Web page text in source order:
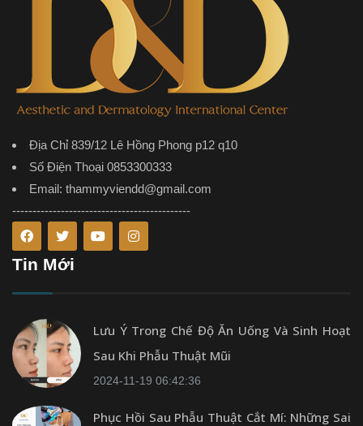
Địa Chỉ 839/12 Lê Hồng Phong p12 q10
Số Điện Thoại 0853300333
Email: thammyviendd@gmail.com
--------------------------------------------
Tin Mới
Lưu Ý Trong Chế Độ Ăn Uống Và Sinh Hoạt
Sau Khi Phẫu Thuật Mũi
2024-11-19 06:42:36
Phục Hồi Sau Phẫu Thuật Cắt Mí: Những Sai